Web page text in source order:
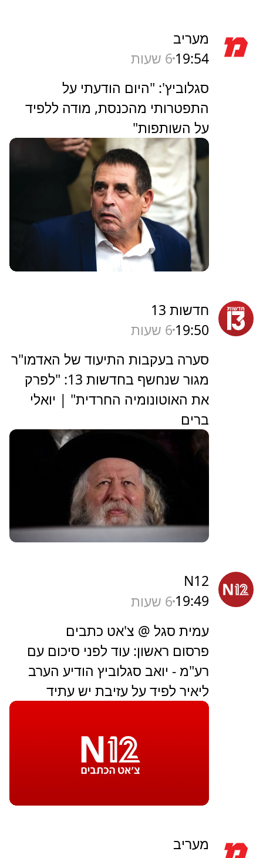
מעריב
19:54 6 שעות
סגלוביץ': "היום הודעתי על
התפטרותי מהכנסת, מודה ללפיד
על השותפות"
חדשות 13
19:50 6 שעות
סערה בעקבות התיעוד של האדמו"ר
מגור שנחשף בחדשות 13: "לפרק
את האוטונומיה החרדית" | יואלי
ברים
N12
19:49 6 שעות
עמית סגל @ צ'אט כתבים
פרסום ראשון: עוד לפני סיכום עם
רע"מ - יואב סגלוביץ הודיע הערב
ליאיר לפיד על עזיבת יש עתיד
מעריב